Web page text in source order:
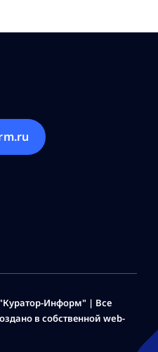
Информ" | Все
в собственной web-